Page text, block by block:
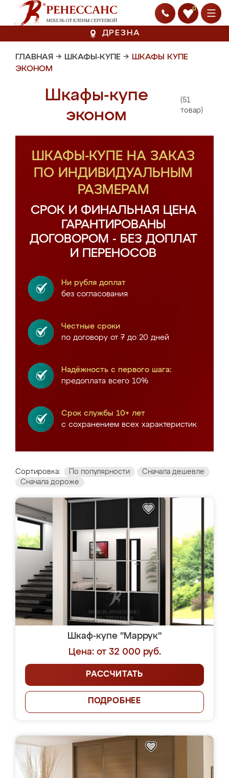
0
ДРЕЗНА
ГЛАВНАЯ → ШКАФЫ-КУПЕ → ШКАФЫ КУПЕ
ЭКОНОМ
Шкафы-купе
эконом
(51
товар)
ШКАФЫ-КУПЕ НА ЗАКАЗ
ПО ИНДИВИДУАЛЬНЫМ
РАЗМЕРАМ
СРОК И ФИНАЛЬНАЯ ЦЕНА
ГАРАНТИРОВАНЫ
ДОГОВОРОМ - БЕЗ ДОПЛАТ
И ПЕРЕНОСОВ
Ни рубля доплат
без согласования
Честные сроки
по договору от 7 до 20 дней
Надёжность с первого шага:
предоплата всего 10%
Срок службы 10+ лет
с сохранением всех характеристик
Сортировка: По популярности
Сначала дешевле
Сначала дороже
Шкаф-купе "Маррук"
Цена: от 32 000 руб.
РАССЧИТАТЬ
ПОДРОБНЕЕ